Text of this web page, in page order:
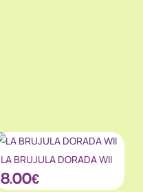
LA BRUJULA DORADA WII
8.00€